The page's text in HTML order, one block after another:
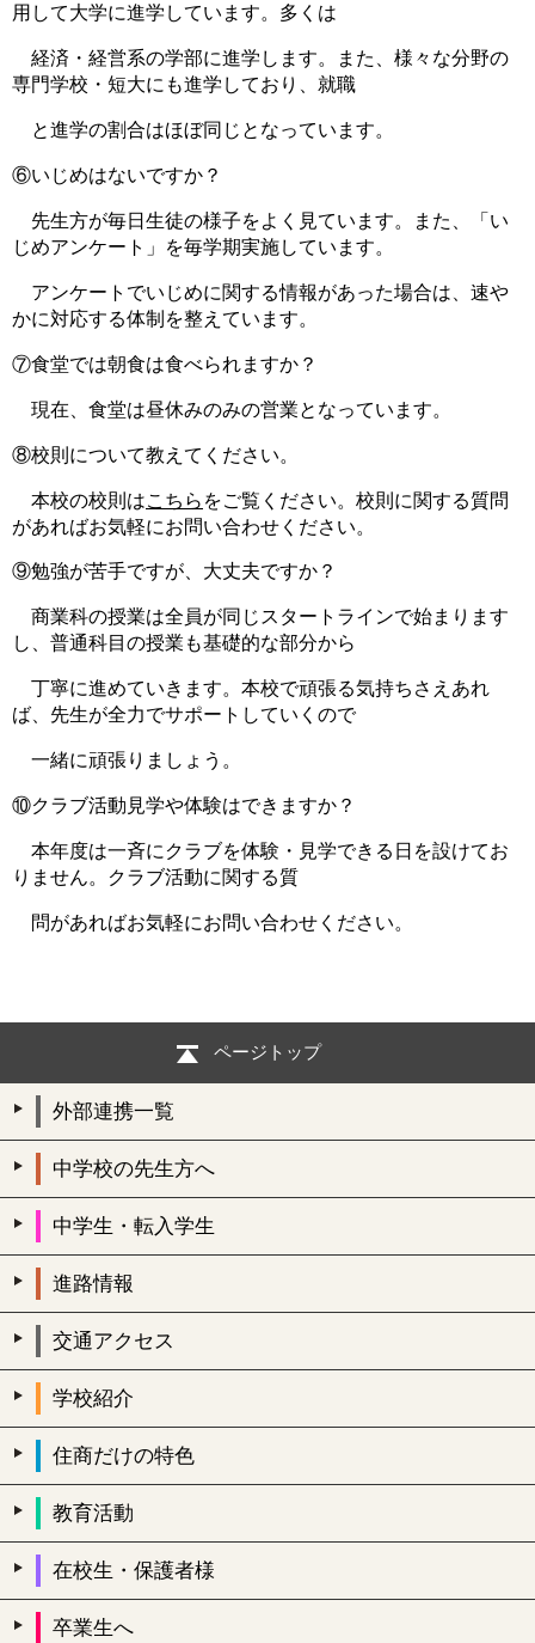
用して大学に進学しています。多くは
経済・経営系の学部に進学します。また、様々な分野の
専門学校・短大にも進学しており、就職
と進学の割合はほぼ同じとなっています。
⑥いじめはないですか？
先生方が毎日生徒の様子をよく見ています。また、「い
じめアンケート」を毎学期実施しています。
アンケートでいじめに関する情報があった場合は、速や
かに対応する体制を整えています。
⑦食堂では朝食は食べられますか？
現在、食堂は昼休みのみの営業となっています。
⑧校則について教えてください。
本校の校則はこちら をご覧ください。校則に関する質問
があればお気軽にお問い合わせください。
⑨勉強が苦手ですが、大丈夫ですか？
商業科の授業は全員が同じスタートラインで始まります
し、普通科目の授業も基礎的な部分から
丁寧に進めていきます。本校で頑張る気持ちさえあれ
ば、先生が全力でサポートしていくので
一緒に頑張りましょう。
⑩クラブ活動見学や体験はできますか？
本年度は一斉にクラブを体験・見学できる日を設けてお
りません。クラブ活動に関する質
問があればお気軽にお問い合わせください。
ページトップ
外部連携一覧
中学校の先生方へ
中学生・転入学生
進路情報
交通アクセス
学校紹介
住商だけの特色
教育活動
在校生・保護者様
卒業生へ